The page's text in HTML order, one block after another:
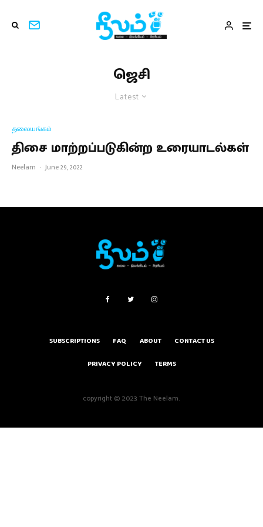
ஜெசி
Latest
தலையங்கம்
திசை மாற்றப்படுகின்ற உரையாடல்கள்
Neelam · June 29, 2022
SUBSCRIPTIONS FAQ ABOUT CONTACT US
PRIVACY POLICY TERMS
copyright © 2023 The Neelam.